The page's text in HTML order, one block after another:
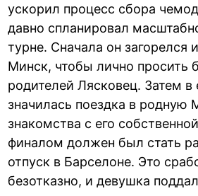
ускорил процесс сбора
давно спланировал
турне. Сначала он загорелся
Минск, чтобы лично просить
родителей Лясковец. Затем в
значилась поездка в родную
знакомства с его
финалом должен был стать
отпуск в Барселоне. Это
безотказно, и девушка